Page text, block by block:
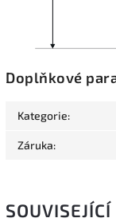
Doplňkové
Kategorie:
Záruka: